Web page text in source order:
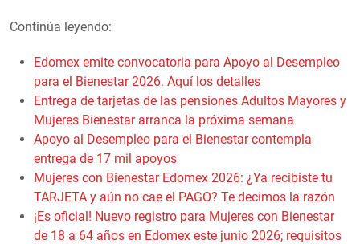
Continúa leyendo:
Edomex emite convocatoria para Apoyo al Desempleo
para el Bienestar 2026. Aquí los detalles
Entrega de tarjetas de las pensiones Adultos Mayores y
Mujeres Bienestar arranca la próxima semana
Apoyo al Desempleo para el Bienestar contempla
entrega de 17 mil apoyos
Mujeres con Bienestar Edomex 2026: ¿Ya recibiste tu
TARJETA y aún no cae el PAGO? Te decimos la razón
¡Es oficial! Nuevo registro para Mujeres con Bienestar
de 18 a 64 años en Edomex este junio 2026; requisitos